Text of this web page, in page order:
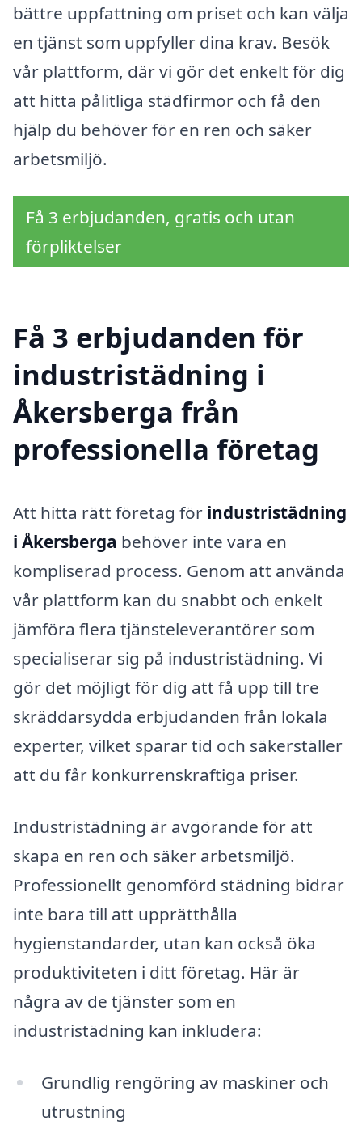
bättre uppfattning om priset och kan välja
en tjänst som uppfyller dina krav. Besök
vår plattform, där vi gör det enkelt för dig
att hitta pålitliga städfirmor och få den
hjälp du behöver för en ren och säker
arbetsmiljö.
Få 3 erbjudanden, gratis och utan
förpliktelser
Få 3 erbjudanden för
industristädning i
Åkersberga från
professionella företag
Att hitta rätt företag för industristädning
i Åkersberga behöver inte vara en
kompliserad process. Genom att använda
vår plattform kan du snabbt och enkelt
jämföra flera tjänsteleverantörer som
specialiserar sig på industristädning. Vi
gör det möjligt för dig att få upp till tre
skräddarsydda erbjudanden från lokala
experter, vilket sparar tid och säkerställer
att du får konkurrenskraftiga priser.
Industristädning är avgörande för att
skapa en ren och säker arbetsmiljö.
Professionellt genomförd städning bidrar
inte bara till att upprätthålla
hygienstandarder, utan kan också öka
produktiviteten i ditt företag. Här är
några av de tjänster som en
industristädning kan inkludera:
Grundlig rengöring av maskiner och
utrustning